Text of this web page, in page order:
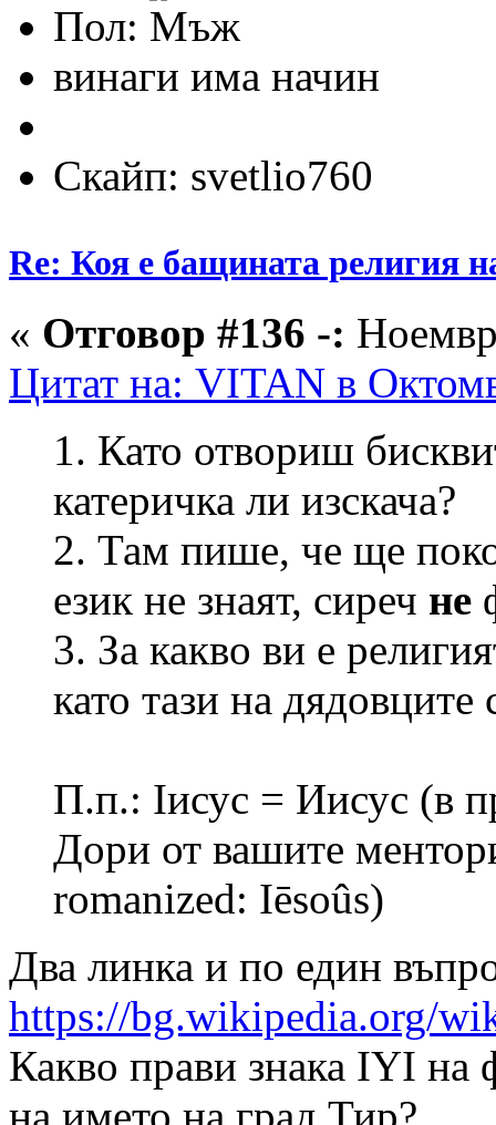
Пол:
винаги има начин
Скайп: svetlio760
Re: Коя е бащината религия
« Отговор #136 -:
Цитат на: VITAN в
1. Като отвориш
катеричка ли изскача?
2. Там пише, че ще
език не знаят, сиреч не
3. За какво ви е
като тази на дядовците
П.п.: Iисус = Иисус (в
Дори от вашите
romanized: Iēsoûs)
Два линка и по един
https://bg.wikipedia.org/
Какво прави знака IYI на